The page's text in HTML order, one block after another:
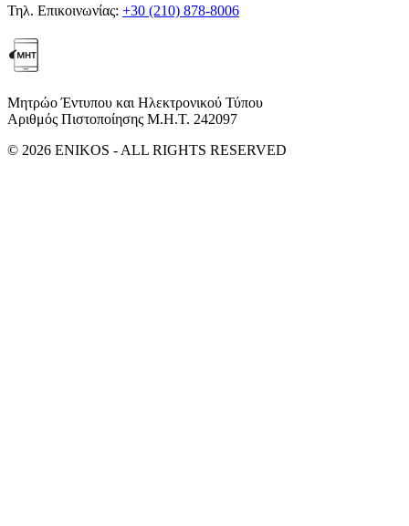
Τηλ. Επικοινωνίας: +30 (210) 878-8006
Μητρώο Έντυπου και Ηλεκτρονικού Τύπου
Αριθμός Πιστοποίησης Μ.Η.Τ. 242097
© 2026 ENIKOS - ALL RIGHTS RESERVED